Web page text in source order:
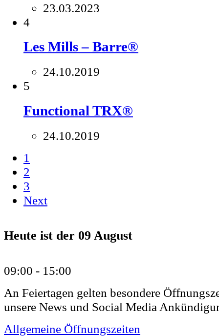
23.03.2023
4
Les Mills – Barre®
24.10.2019
5
Functional TRX®
24.10.2019
1
2
3
Next
Heute ist der 09 August
09:00 - 15:00
An Feiertagen gelten besondere
unsere News und Social Media
Allgemeine Öffnungszeiten